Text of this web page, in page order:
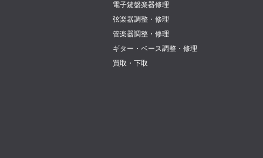
電子鍵盤楽器修理
弦楽器調整・修理
管楽器調整・修理
ギター・ベース調整・修理
買取・下取